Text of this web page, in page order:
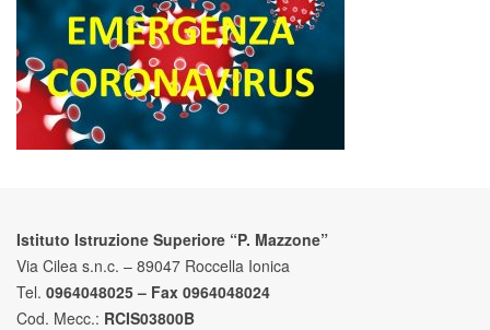
Istituto Istruzione Superiore “P. Mazzone”
Via Cilea s.n.c. – 89047 Roccella Ionica
Tel. 0964048025 – Fax 0964048024
Cod. Mecc.: RCIS03800B